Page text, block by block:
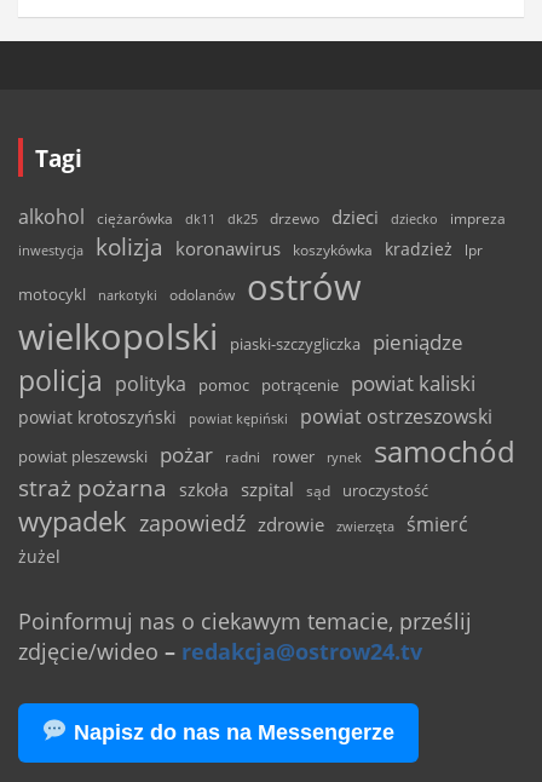
Tagi
alkohol ciężarówka dk11 dk25 drzewo dzieci dziecko
impreza
inwestycja
kolizja koronawirus koszykówka kradzież lpr
motocykl narkotyki odolanów
ostrów
wielkopolski
piaski-szczygliczka pieniądze
policja polityka pomoc potrącenie powiat kaliski
powiat krotoszyński powiat kępiński powiat ostrzeszowski
powiat pleszewski pożar radni rower rynek samochód
straż pożarna szkoła szpital sąd uroczystość
wypadek zapowiedź zdrowie zwierzęta śmierć
żużel
Poinformuj nas o ciekawym temacie, prześlij
zdjęcie/wideo – redakcja@ostrow24.tv
Napisz do nas na Messengerze